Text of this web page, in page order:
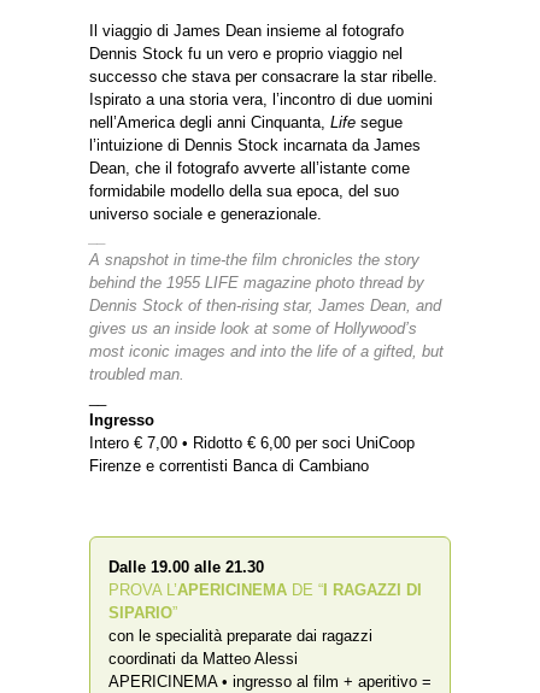
Il viaggio di James Dean insieme al fotografo
Dennis Stock fu un vero e proprio viaggio nel
successo che stava per consacrare la star ribelle.
Ispirato a una storia vera, l’incontro di due uomini
nell’America degli anni Cinquanta, Life segue
l’intuizione di Dennis Stock incarnata da James
Dean, che il fotografo avverte all’istante come
formidabile modello della sua epoca, del suo
universo sociale e generazionale.
A snapshot in time-the film chronicles the story
behind the 1955 LIFE magazine photo thread by
Dennis Stock of then-rising star, James Dean, and
gives us an inside look at some of Hollywood’s
most iconic images and into the life of a gifted, but
troubled man.
Ingresso
Intero € 7,00 • Ridotto € 6,00 per soci UniCoop
Firenze e correntisti Banca di Cambiano
Dalle 19.00 alle 21.30
PROVA L’APERICINEMA DE “I RAGAZZI DI
SIPARIO”
con le specialità preparate dai ragazzi
coordinati da Matteo Alessi
APERICINEMA • ingresso al film + aperitivo =